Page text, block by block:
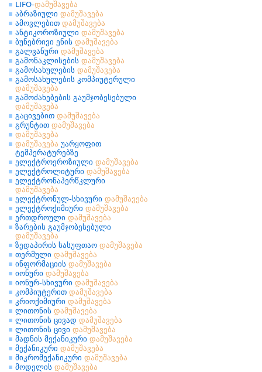
LIFO-დამუშავება
აბრაზიული დამუშავება
ამოვლებით დამუშავება
ანტიკოროზიული დამუშავება
ბუნებრივი ენის დამუშავება
გალვანური დამუშავება
გამონაკლისების დამუშავება
გამოსახულების დამუშავება
გამოსახულების კომპიუტერული
დამუშავება
გამოძახებების გაუმჯობესებული
დამუშავება
გაცივებით დამუშავება
გრუნტით დამუშავება
დამუშავება
დამუშავება უარყოფით
ტემპერატურებზე
ელექტროეროზიული დამუშავება
ელექტროლიტური დამუშავება
ელექტრონაპერწკლური
დამუშავება
ელექტრონულ-სხივური დამუშავება
ელექტროქიმიური დამუშავება
ერთდროული დამუშავება
ზარების გაუმჯობესებული
დამუშავება
ზედაპირის სასუფთაო დამუშავება
თერმული დამუშავება
ინფორმაციის დამუშავება
იონური დამუშავება
იონურ-სხივური დამუშავება
კომპიუტერით დამუშავება
კრიოქიმიური დამუშავება
ლითონის დამუშავება
ლითონის ცივად დამუშავება
ლითონის ცივი დამუშავება
მადნის მექანიკური დამუშავება
მექანიკური დამუშავება
მიკრომექანიკური დამუშავება
მოდელის დამუშავება